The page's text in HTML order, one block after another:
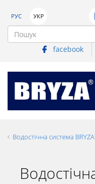
РУС УКР
facebook
Водостічна система BRYZA